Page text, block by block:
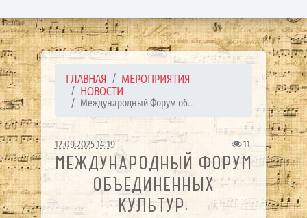
ГЛАВНАЯ
МЕРОПРИЯТИЯ
НОВОСТИ
Международный Форум об...
12.09.2025 14:19 11
МЕЖДУНАРОДНЫЙ ФОРУМ
ОБЪЕДИНЕННЫХ
КУЛЬТУР.